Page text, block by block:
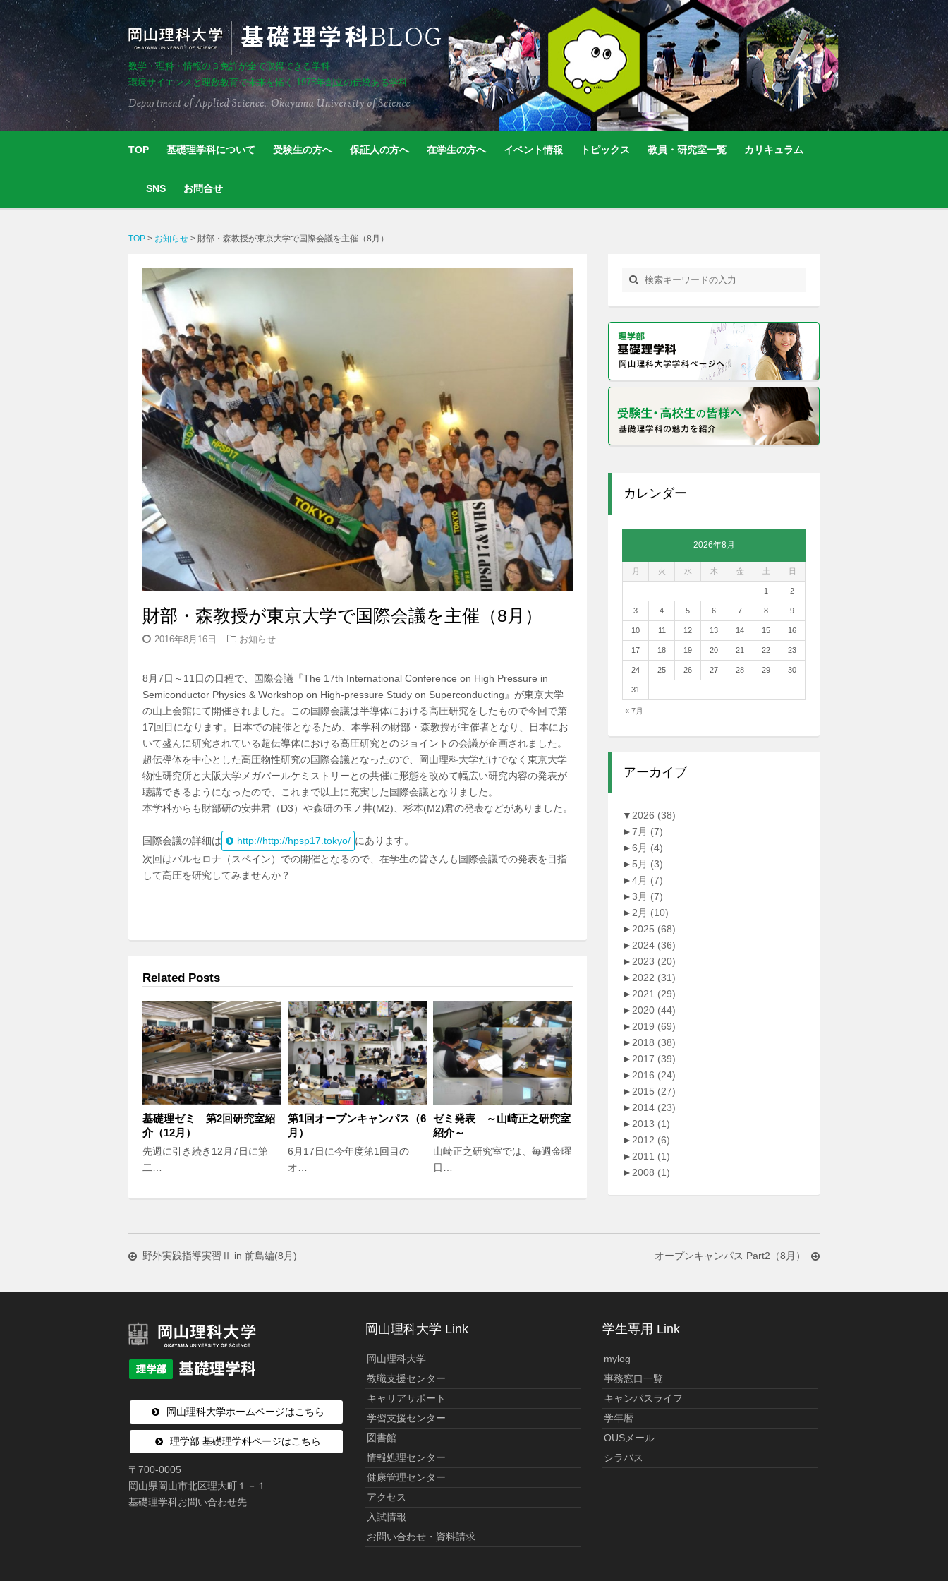
数学・理科・情報の３免許が全て取得できる学科
環境サイエンスと理数教育で未来を拓く 1975年創立の伝統ある学科
TOP 基礎理学科について 受験生の方へ 保証人の方へ 在学生の方へ イベント情報 トピックス 教員・研究室一覧 カリキュラム
SNS お問合せ
TOP > お知らせ > 財部・森教授が東京大学で国際会議を主催（8月）
財部・森教授が東京大学で国際会議を主催（8月）
2016年8月16日 お知らせ
8月7日～11日の日程で、国際会議『The 17th International Conference on High Pressure in
Semiconductor Physics & Workshop on High-pressure Study on Superconducting』が東京大学
の山上会館にて開催されました。この国際会議は半導体における高圧研究をしたもので今回で第
17回目になります。日本での開催となるため、本学科の財部・森教授が主催者となり、日本にお
いて盛んに研究されている超伝導体における高圧研究とのジョイントの会議が企画されました。
超伝導体を中心とした高圧物性研究の国際会議となったので、岡山理科大学だけでなく東京大学
物性研究所と大阪大学メガバールケミストリーとの共催に形態を改めて幅広い研究内容の発表が
聴講できるようになったので、これまで以上に充実した国際会議となりました。
本学科からも財部研の安井君（D3）や森研の玉ノ井(M2)、杉本(M2)君の発表などがありました。
国際会議の詳細は http://http://hpsp17.tokyo/ にあります。
次回はバルセロナ（スペイン）での開催となるので、在学生の皆さんも国際会議での発表を目指
して高圧を研究してみませんか？
Related Posts
基礎理ゼミ 第2回研究室紹
介（12月）
先週に引き続き12月7日に第
二…
第1回オープンキャンパス（6
月）
6月17日に今年度第1回目の
オ…
ゼミ発表 ～山崎正之研究室
紹介～
山崎正之研究室では、毎週金曜
日…
カレンダー
2026年8月
月 火 水 木 金 土 日
« 7月
1 2
3 4 5 6 7 8 9
10 11 12 13 14 15 16
17 18 19 20 21 22 23
24 25 26 27 28 29 30
31
アーカイブ
▼ 2026 (38)
►7月 (7)
►6月 (4)
► 5月 (3)
►4月 (7)
►3月 (7)
► 2月 (10)
► 2025 (68)
► 2024 (36)
► 2023 (20)
► 2022 (31)
► 2021 (29)
► 2020 (44)
► 2019 (69)
► 2018 (38)
► 2017 (39)
► 2016 (24)
► 2015 (27)
► 2014 (23)
► 2013 (1)
► 2012 (6)
► 2011 (1)
► 2008 (1)
野外実践指導実習Ⅱ in 前島編(8月) オープンキャンパス Part2（8月）
岡山理科大学ホームページはこちら
理学部 基礎理学科ページはこちら
〒700-0005
岡山県岡山市北区理大町１－１
基礎理学科お問い合わせ先
岡山理科大学 Link
岡山理科大学
教職支援センター
キャリアサポート
学習支援センター
図書館
情報処理センター
健康管理センター
アクセス
入試情報
お問い合わせ・資料請求
学生専用 Link
mylog
事務窓口一覧
キャンパスライフ
学年暦
OUSメール
シラバス